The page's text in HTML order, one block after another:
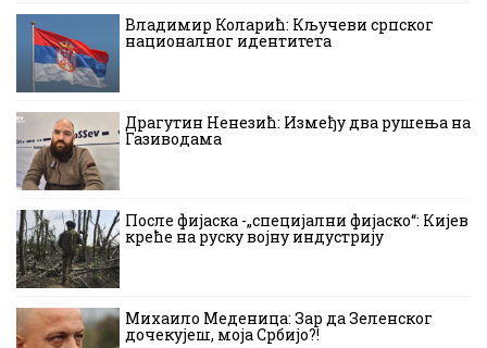
Владимир Коларић: Кључеви српског
националног идентитета
Драгутин Ненезић: Између два рушења на
Газиводама
После фијаска -„специјални фијаско“: Кијев
креће на руску војну индустрију
Михаило Меденица: Зар да Зеленског
дочекујеш, моја Србијо?!